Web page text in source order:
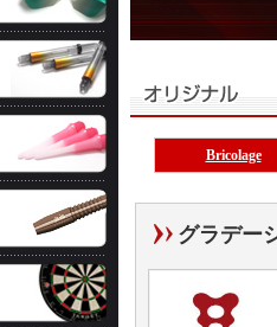
Bricolage
グラデー